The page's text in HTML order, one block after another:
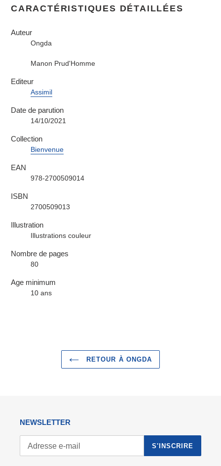
CARACTÉRISTIQUES DÉTAILLÉES
Auteur
Ongda
Manon Prud'Homme
Editeur
Assimil
Date de parution
14/10/2021
Collection
Bienvenue
EAN
978-2700509014
ISBN
2700509013
Illustration
Illustrations couleur
Nombre de pages
80
Age minimum
10 ans
RETOUR À ONGDA
NEWSLETTER
S'INSCRIRE